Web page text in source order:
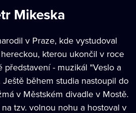
Mikeska
v Praze, kde vystudoval
kterou ukončil v roce
představení - muzikál "Veslo a
Ještě během studia nastoupil do
v Městském divadle v Mostě.
tzv. volnou nohu a hostoval v